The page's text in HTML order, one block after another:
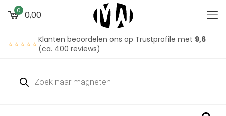
0 0,00
⭐⭐⭐⭐⭐Klanten beoordelen ons op Trustprofile met 9,6
(ca. 400 reviews)